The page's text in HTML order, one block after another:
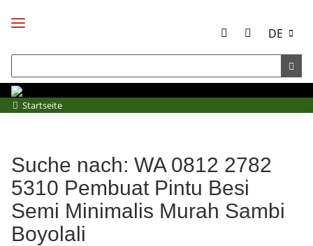
DE
Startseite
Suche nach: WA 0812 2782
5310 Pembuat Pintu Besi
Semi Minimalis Murah Sambi
Boyolali